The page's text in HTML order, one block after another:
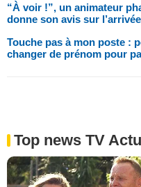
“À voir !”, un animateur
donne son avis sur
Touche pas à mon poste :
changer de prénom pour
Top news TV Actu